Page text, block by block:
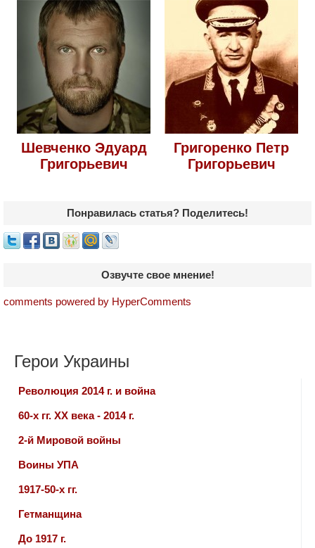
Шевченко Эдуард
Григорьевич
Григоренко Петр
Григорьевич
Понравилась статья? Поделитесь!
Озвучте свое мнение!
comments powered by HyperComments
Герои Украины
Революция 2014 г. и война
60-х гг. ХХ века - 2014 г.
2-й Мировой войны
Воины УПА
1917-50-х гг.
Гетманщина
До 1917 г.